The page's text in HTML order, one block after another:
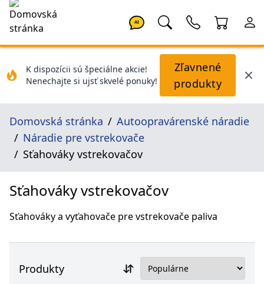
AI
K dispozícii sú špeciálne akcie!
Nenechajte si ujsť skvelé ponuky!
Zľavnené
produkty
Domovská stránka
Autoopravárenské náradie
Náradie pre vstrekovače
Sťahováky vstrekovačov
Sťahováky vstrekovačov
Sťahováky a vyťahovače pre vstrekovače paliva
Produkty